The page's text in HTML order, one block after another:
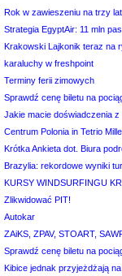
Rok w zawieszeniu na trzy
Strategia EgyptAir: 11 mln
Krakowski Lajkonik teraz na
karaluchy w freshpoint
Terminy ferii zimowych
Sprawdź cenę biletu na
Jakie macie doświadczenia
Centrum Polonia in Tetrio
Krótka Ankieta dot. Biura
Brazylia: rekordowe wyniki
KURSY WINDSURFINGU
Zlikwidować PIT!
Autokar
ZAiKS, ZPAV, STOART,
Sprawdź cenę biletu na
Kibice jednak przyjeżdżają